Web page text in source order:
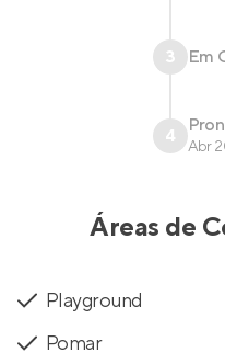
3 Em
4 Abr
Áreas de
Playground
Pomar